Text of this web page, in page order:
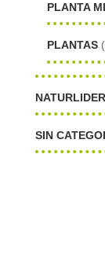
PLANTA
PLANTAS
NATURLIDER
SIN